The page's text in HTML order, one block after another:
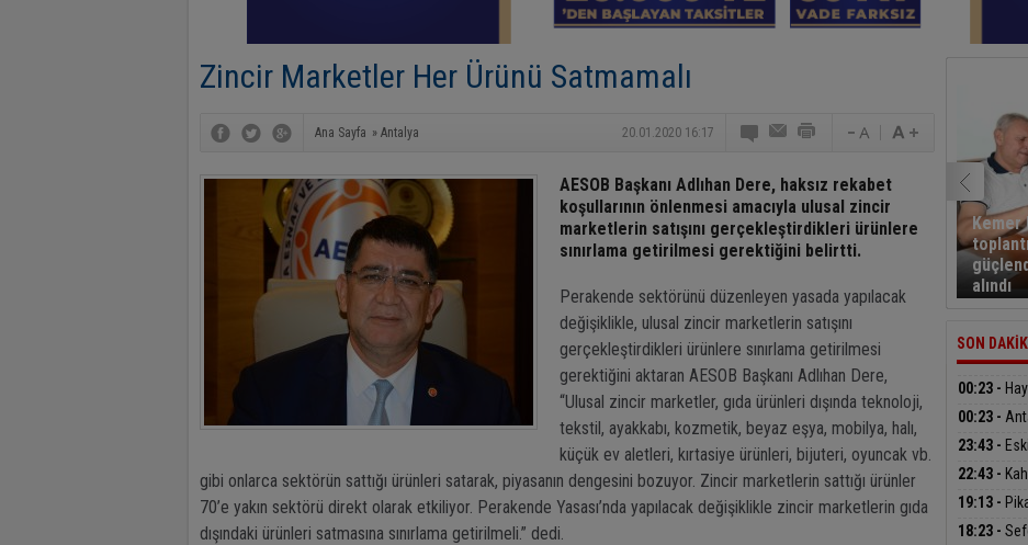
Zincir Marketler Her Ürünü Satmamalı
Ana Sayfa » Antalya 20.01.2020 16:17
AESOB Başkanı Adlıhan Dere, haksız rekabet
koşullarının önlenmesi amacıyla ulusal zincir
marketlerin satışını gerçekleştirdikleri ürünlere
sınırlama getirilmesi gerektiğini belirtti.
Perakende sektörünü düzenleyen yasada yapılacak
değişiklikle, ulusal zincir marketlerin satışını
gerçekleştirdikleri ürünlere sınırlama getirilmesi
gerektiğini aktaran AESOB Başkanı Adlıhan Dere,
“Ulusal zincir marketler, gıda ürünleri dışında teknoloji,
tekstil, ayakkabı, kozmetik, beyaz eşya, mobilya, halı,
küçük ev aletleri, kırtasiye ürünleri, bijuteri, oyuncak vb.
gibi onlarca sektörün sattığı ürünleri satarak, piyasanın dengesini bozuyor. Zincir marketlerin sattığı ürünler
70’e yakın sektörü direkt olarak etkiliyor. Perakende Yasası’nda yapılacak değişiklikle zincir marketlerin gıda
dışındaki ürünleri satmasına sınırlama getirilmeli.” dedi.
Kemer
alındı
SON
00:23 -
anlaşıldı
00:23 -
23:43 -
motosiklet
22:43 -
adamın
19:13 -
sürücüsü
18:23 -